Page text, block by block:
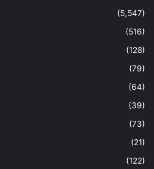
(5,547)
(516)
(128)
(79)
(64)
(39)
(73)
(21)
(122)